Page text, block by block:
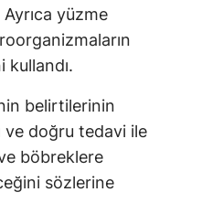
yüzme
kullandı.
belirtilerinin
ve doğru tedavi ile
böbreklere
sözlerine